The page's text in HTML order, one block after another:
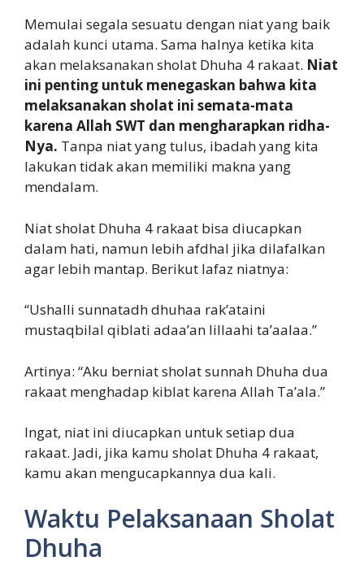
Memulai segala sesuatu dengan niat yang baik
adalah kunci utama. Sama halnya ketika kita
akan melaksanakan sholat Dhuha 4 rakaat. Niat
ini penting untuk menegaskan bahwa kita
melaksanakan sholat ini semata-mata
karena Allah SWT dan mengharapkan ridha-
Nya. Tanpa niat yang tulus, ibadah yang kita
lakukan tidak akan memiliki makna yang
mendalam.
Niat sholat Dhuha 4 rakaat bisa diucapkan
dalam hati, namun lebih afdhal jika dilafalkan
agar lebih mantap. Berikut lafaz niatnya:
“Ushalli sunnatadh dhuhaa rak’ataini
mustaqbilal qiblati adaa’an lillaahi ta’aalaa.”
Artinya: “Aku berniat sholat sunnah Dhuha dua
rakaat menghadap kiblat karena Allah Ta’ala.”
Ingat, niat ini diucapkan untuk setiap dua
rakaat. Jadi, jika kamu sholat Dhuha 4 rakaat,
kamu akan mengucapkannya dua kali.
Waktu Pelaksanaan Sholat
Dhuha